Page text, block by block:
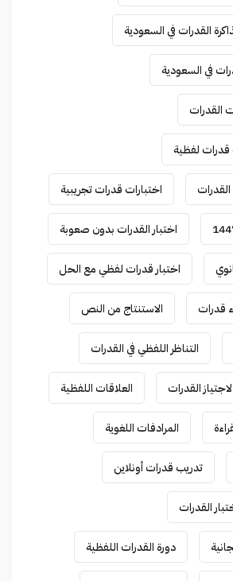
القدرات في السعودية
في السعودية
القدرات
لفظية
اختبارات قدرات تجريبية
اختبار القدرات بدون صعوبة
اختبار قدرات لفظي مع الحل
قدرات الاستنتاج من النص
التناظر اللفظي في القدرات
القدرات العلاقات اللفظية
المرادفات اللغوية
تدريب قدرات أونلاين
دورة القدرات اللفظية